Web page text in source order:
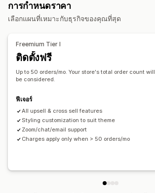
CSS ที่กำหนดเอง หลายสกุลเงิน
ส่วนเสริมสินค้า
คำแนะนำสินค้า
การแนะนำด้วย AI
การวิเคราะห์
ซื้อเป็นชุดบ่อยๆ สินค้าที่เกี่ยวข้อง
การกำหนดราคาที่ตั้งได้
การกำหนดราคาจำนวนมาก
การกำหนดราคา
เลือกแผนที่เหมาะกับธุรกิจของคุณที่สุด
Freemium Tier I
ติดตั้งฟรี
Up to 50 orders/mo. Your store's total order count will
be considered.
ฟีเจอร์
All upsell & cross sell features
Styling customization to suit theme
Zoom/chat/email support
Charges apply only when > 50 orders/mo